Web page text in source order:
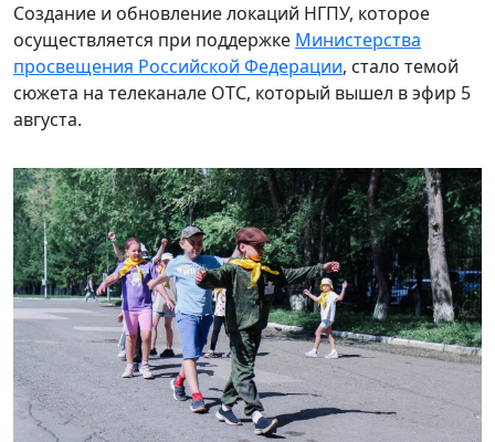
Создание и обновление локаций НГПУ, которое
осуществляется при поддержке Министерства
просвещения Российской Федерации, стало темой
сюжета на телеканале ОТС, который вышел в эфир 5
августа.